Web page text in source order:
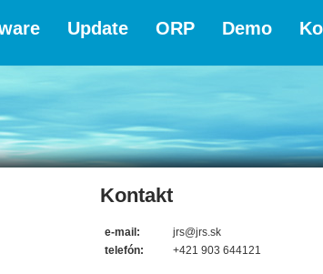
Update ORP Demo
Kontakt
e-mail:
jrs@jrs.sk
telefón:
+421 903 644121